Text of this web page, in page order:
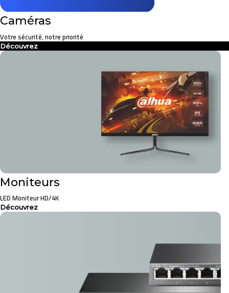
Caméras
Votre sécurité, notre priorité
Découvrez
Moniteurs
LED Moniteur HD/4K
Découvrez